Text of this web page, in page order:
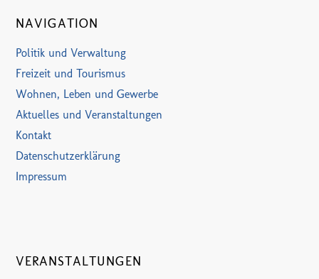
NAVIGATION
Politik und Verwaltung
Freizeit und Tourismus
Wohnen, Leben und Gewerbe
Aktuelles und Veranstaltungen
Kontakt
Datenschutzerklärung
Impressum
VERANSTALTUNGEN